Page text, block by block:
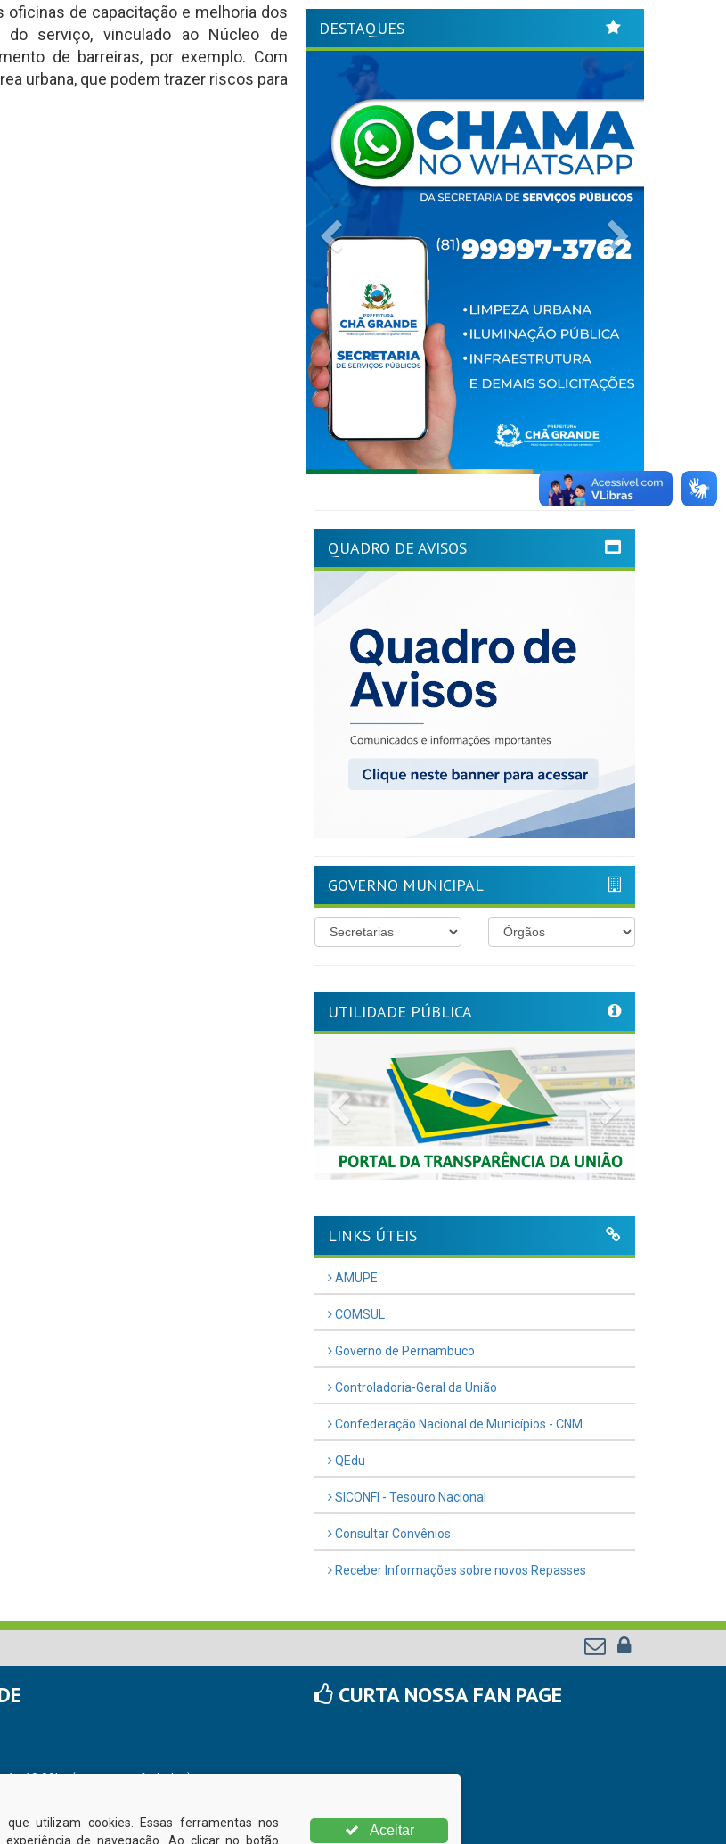
oficinas de capacitação e melhoria dos
do serviço, vinculado ao Núcleo de
de barreiras, por exemplo. Com
urbana, que podem trazer riscos para
DESTAQUES
Previous
QUADRO DE AVISOS
GOVERNO MUNICIPAL
UTILIDADE PÚBLICA
Previous
LINKS ÚTEIS
AMUPE
COMSUL
Governo de Pernambuco
Controladoria-Geral da União
Confederação Nacional de Municípios - CNM
QEdu
SICONFI - Tesouro Nacional
Consultar Convênios
Receber Informações sobre novos Repasses
às 13:00hs (exceto nos feriados)
CURTA NOSSA FAN PAGE
que utilizam cookies. Essas ferramentas nos
de navegação. Ao clicar no botão
Aceitar